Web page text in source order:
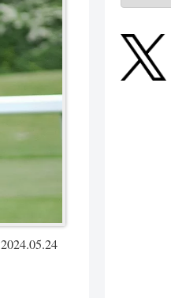
2024.05.24